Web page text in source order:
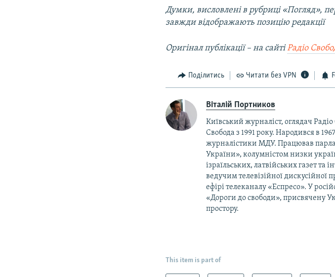
Думки, висловлені в рубриці «Погляд»,
завжди відображають позицію редакції
Оригінал публікації – на сайтіРадіо
Поділитись Читати без VPN
Віталій Портников
Київський журналіст, оглядач
Свобода з 1991 року. Народився в
журналістики МДУ. Працював
України», колумністом низки
ізраїльських, латвійських газет
ведучим телевізійної дискусійної
ефірі телеканалу «Еспресо». У
«Дороги до свободи», присвячену
простору.
This item is part of